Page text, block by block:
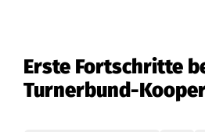
Erste Fortschritte
Turnerbund-